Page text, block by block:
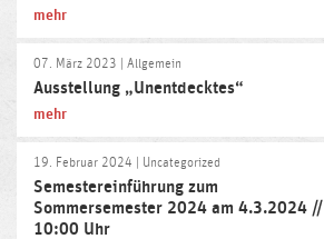
mehr
07. März 2023 | Allgemein
Ausstellung „Unentdecktes“
mehr
19. Februar 2024 | Uncategorized
Semestereinführung zum
Sommersemester 2024 am 4.3.2024 //
10:00 Uhr